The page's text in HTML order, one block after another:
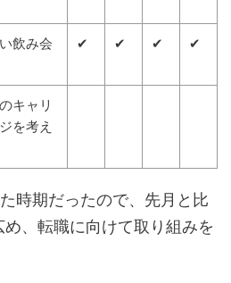
飲み会
✔ ✔ ✔ ✔
キャリ
を考え
時期だったので、先月と比
、転職に向けて取り組みを